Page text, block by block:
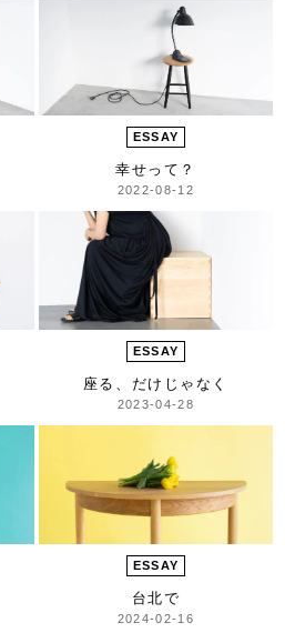
ESSAY
幸せって？
2022-08-12
ESSAY
座る、だけじゃなく
2023-04-28
ESSAY
台北で
2024-02-16